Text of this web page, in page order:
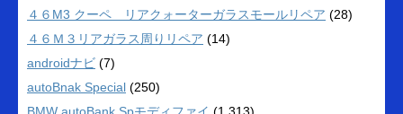
４６M3 クーペ リアクォーターガラスモールリペア (28)
４６Ｍ３リアガラス周りリペア (14)
androidナビ (7)
autoBnak Special (250)